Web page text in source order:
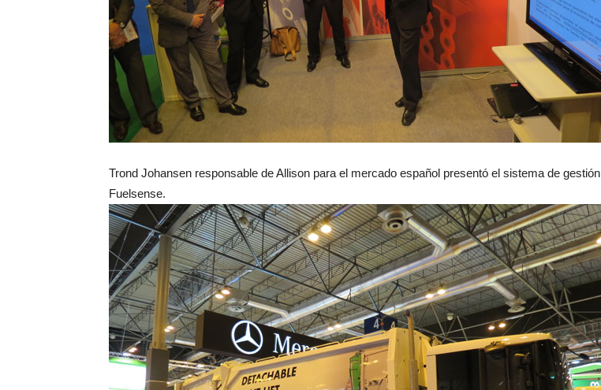
Trond Johansen responsable de Allison para el mercado español presentó el sistema de gestión
Fuelsense.